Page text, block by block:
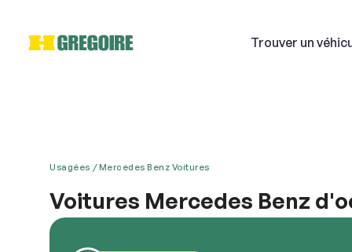
Trouver un
Usagées Mercedes Benz Voitures
Voitures Mercedes Benz
Êtes-vous à la recherche d’un véhicule luxueux
HGrégoire pour pouvoir faire votre choix parmi